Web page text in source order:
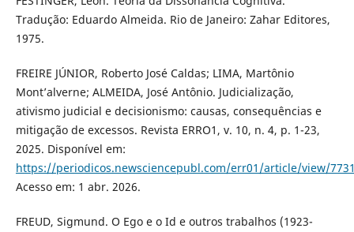
Tradução: Eduardo Almeida. Rio de Janeiro: Zahar Editores,
1975.
FREIRE JÚNIOR, Roberto José Caldas; LIMA, Martônio
Mont’alverne; ALMEIDA, José Antônio. Judicialização,
ativismo judicial e decisionismo: causas, consequências e
mitigação de excessos. Revista ERRO1, v. 10, n. 4, p. 1-23,
2025. Disponível em:
https://periodicos.newsciencepubl.com/err01/article/view/
Acesso em: 1 abr. 2026.
FREUD, Sigmund. O Ego e o Id e outros trabalhos (1923-